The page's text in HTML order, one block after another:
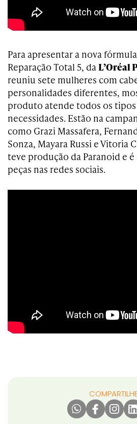
Para apresentar a nova
Reparação Total 5, daL’Oréal
reuniu sete mulheres com
personalidades diferentes,
produto atende todos os tipos
necessidades. Estão na
como Grazi Massafera,
Sonza, Mayara Russi e Vitoria
teve produção da Paranoid e é
peças nas redes sociais.